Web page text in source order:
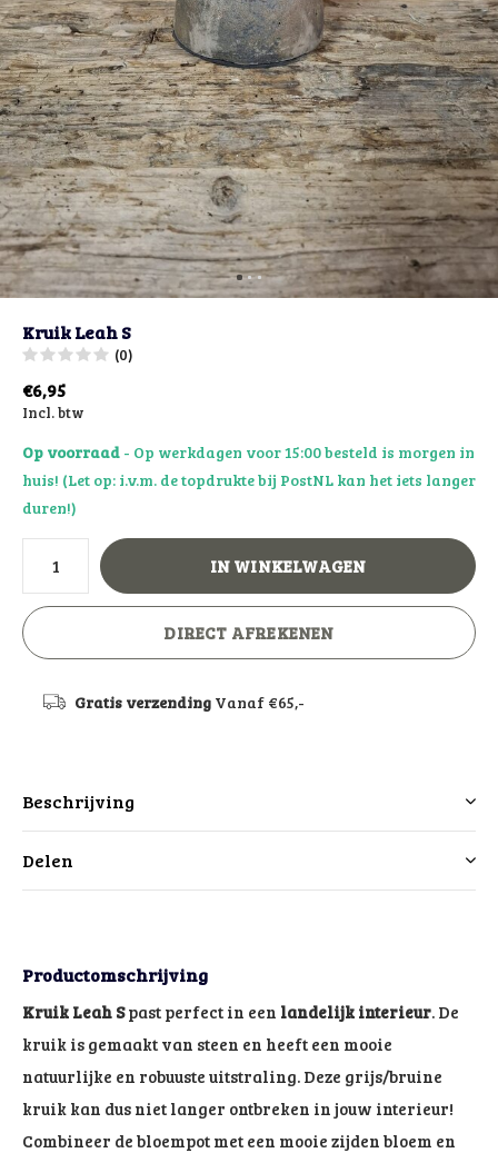
Kruik Leah S
(0)
€6,95
Incl. btw
Op voorraad - Op werkdagen voor 15:00 besteld is morgen in
huis! (Let op: i.v.m. de topdrukte bij PostNL kan het iets langer
duren!)
IN WINKELWAGEN
DIRECT AFREKENEN
Gratis verzendingVanaf €65,-
Beschrijving
Delen
Productomschrijving
Kruik Leah Spast perfect in een landelijk interieur. De
kruik is gemaakt van steen en heeft een mooie
natuurlijke en robuuste uitstraling. Deze grijs/bruine
kruik kan dus niet langer ontbreken in jouw interieur!
Combineer de bloempot met een mooie zijden bloem en